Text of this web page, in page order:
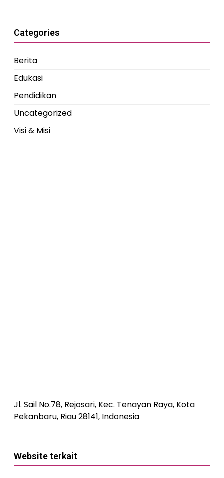
Categories
Berita
Edukasi
Pendidikan
Uncategorized
Visi & Misi
Jl. Sail No.78, Rejosari, Kec. Tenayan Raya, Kota
Pekanbaru, Riau 28141, Indonesia
Website terkait